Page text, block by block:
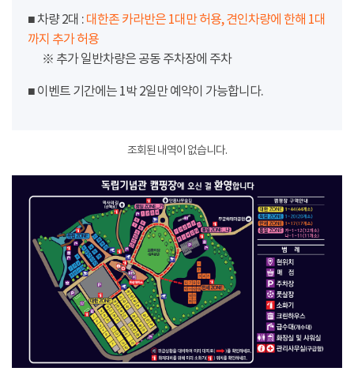
■ 차량 2대 : 대한존 카라반은 1대만 허용, 견인차량에 한해 1대
까지 추가 허용
※ 추가 일반차량은 공동 주차장에 주차
■ 이벤트 기간에는 1박 2일만 예약이 가능합니다.
조회된 내역이 없습니다.